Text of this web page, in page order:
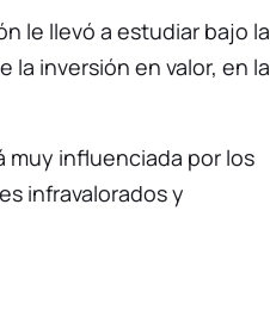
le llevó a estudiar bajo la
la inversión en valor, en la
muy influenciada por los
infravalorados y